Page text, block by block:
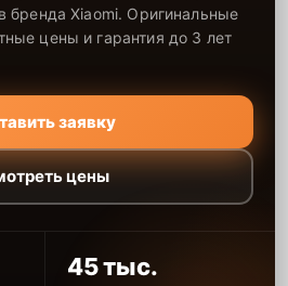
бренда Xiaomi. Оригинальные
цены и гарантия до 3 лет
заявку
цены
45 тыс.